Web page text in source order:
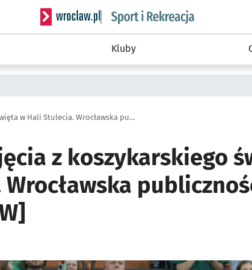
Serwis informacyjny wroclaw.pl podserwis: Sport
Kluby
Zobaczcie zdjęcia z koszykarskiego święta w Hali Stulecia. Wrocławska publiczność [DUŻO ZDJĘĆ KIBICÓW]
z koszykarskiego